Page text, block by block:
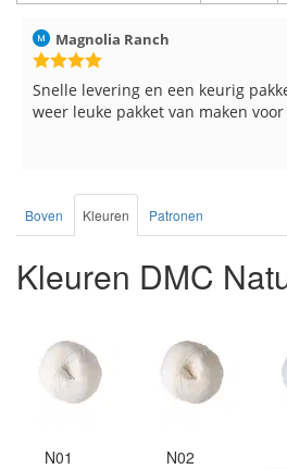
Magnolia Ranch
Snelle levering en een keurig
weer leuke pakket van maken
Boven Kleuren Patronen
Kleuren DMC
N01 N02